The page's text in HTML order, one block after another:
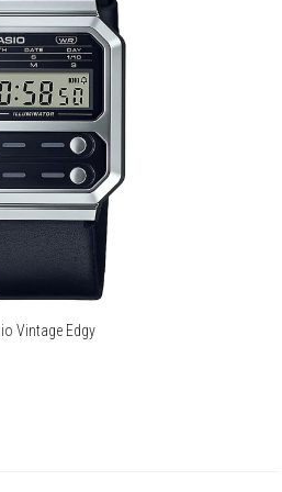
stylem i nowoczesną
srebrnych i czarnych
charakterystycznymi kopertami i
im wyjątkowy retro charakter.
alarm, stoper, timer czy
jednocześnie wygląd sprzed
osób ceniących elegancję, styl i
ponadczasowym czasomierzu.
pierwszym elektronicznym
Vintage Edgy